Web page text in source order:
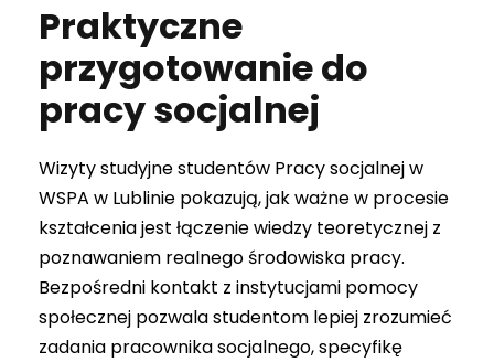
Praktyczne
przygotowanie do
pracy socjalnej
Wizyty studyjne studentów Pracy socjalnej w
WSPA w Lublinie pokazują, jak ważne w procesie
kształcenia jest łączenie wiedzy teoretycznej z
poznawaniem realnego środowiska pracy.
Bezpośredni kontakt z instytucjami pomocy
społecznej pozwala studentom lepiej zrozumieć
zadania pracownika socjalnego, specyfikę